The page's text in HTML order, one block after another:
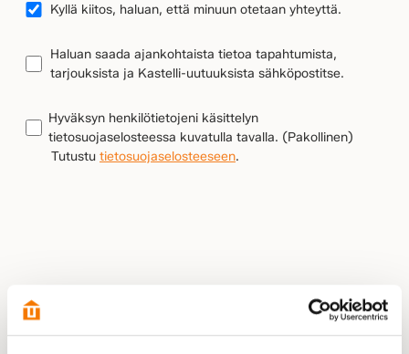
YHTEYDENOTTO
Kyllä kiitos, haluan, että minuun otetaan yhteyttä.
UUTISKIRJEEN
TILAUS
Haluan saada ajankohtaista tietoa tapahtumista,
tarjouksista ja Kastelli-uutuuksista sähköpostitse.
TIETOSUOJA(Pakollinen)
Hyväksyn henkilötietojeni käsittelyn
tietosuojaselosteessa kuvatulla tavalla. (Pakollinen)
Tutustu tietosuojaselosteeseen.